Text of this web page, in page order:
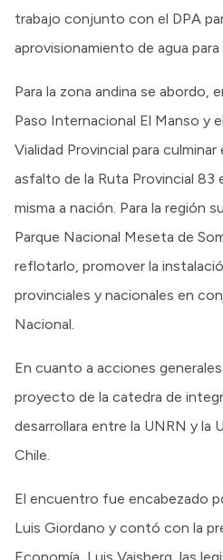
trabajo conjunto con el DPA
aprovisionamiento de agua
Para la zona andina se abordo,
Paso Internacional El Manso y
Vialidad Provincial para
asfalto de la Ruta Provincial 83
misma a nación. Para la región
Parque Nacional Meseta de
reflotarlo, promover la
provinciales y nacionales en
Nacional.
En cuanto a acciones
proyecto de la catedra de
desarrollara entre la UNRN y la
Chile.
El encuentro fue encabezado
Luis Giordano y contó con la